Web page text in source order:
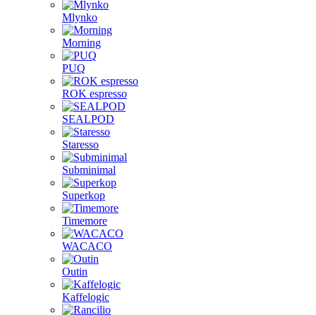
Mlynko
Morning
PUQ
ROK espresso
SEALPOD
Staresso
Subminimal
Superkop
Timemore
WACACO
Outin
Kaffelogic